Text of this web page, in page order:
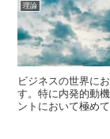
理論
ビジネスの世界に
す。特に内発的動
ントにおいて極め
き出る興味や関心